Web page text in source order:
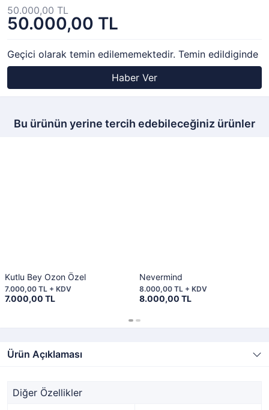
50.000,00 TL
50.000,00 TL
Geçici olarak temin edilememektedir. Temin edildiginde
Haber Ver
Bu ürünün yerine tercih edebileceğiniz ürünler
Kutlu Bey Ozon Özel
7.000,00 TL
7.000,00 TL + KDV
Nevermind
8.000,00 TL
8.000,00 TL + KDV
Ürün Açıklaması
Diğer Özellikler